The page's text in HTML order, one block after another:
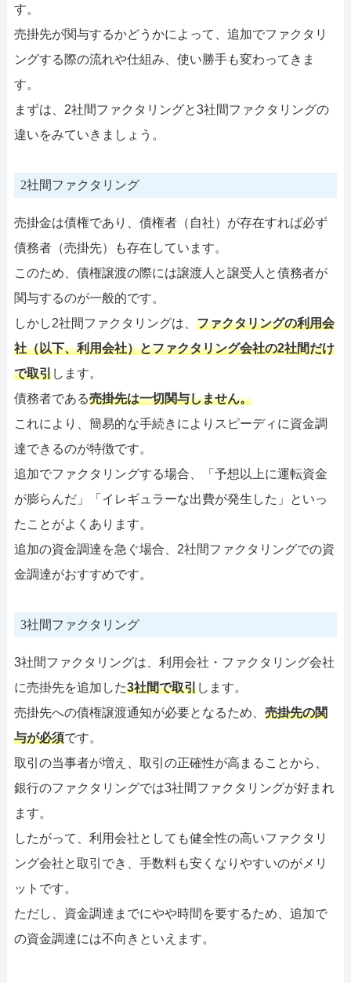
す。
売掛先が関与するかどうかによって、追加でファクタリ
ングする際の流れや仕組み、使い勝手も変わってきま
す。
まずは、2社間ファクタリングと3社間ファクタリングの
違いをみていきましょう。
2社間ファクタリング
売掛金は債権であり、債権者（自社）が存在すれば必ず
債務者（売掛先）も存在しています。
このため、債権譲渡の際には譲渡人と譲受人と債務者が
関与するのが一般的です。
しかし2社間ファクタリングは、 ファクタリングの利用会
社（以下、利用会社）とファクタリング会社の2社間だけ
で取引します。
債務者である売掛先は一切関与しません。
これにより、簡易的な手続きによりスピーディに資金調
達できるのが特徴です。
追加でファクタリングする場合、「予想以上に運転資金
が膨らんだ」「イレギュラーな出費が発生した」といっ
たことがよくあります。
追加の資金調達を急ぐ場合、2社間ファクタリングでの資
金調達がおすすめです。
3社間ファクタリング
3社間ファクタリングは、利用会社・ファクタリング会社
に売掛先を追加した3社間で取引します。
売掛先への債権譲渡通知が必要となるため、 売掛先の関
与が必須です。
取引の当事者が増え、取引の正確性が高まることから、
銀行のファクタリングでは3社間ファクタリングが好まれ
ます。
したがって、利用会社としても健全性の高いファクタリ
ング会社と取引でき、手数料も安くなりやすいのがメリ
ットです。
ただし、資金調達までにやや時間を要するため、追加で
の資金調達には不向きといえます。